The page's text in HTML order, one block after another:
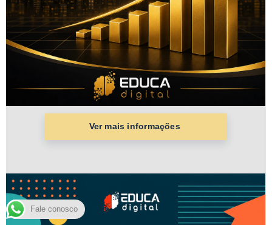
Fale conosco